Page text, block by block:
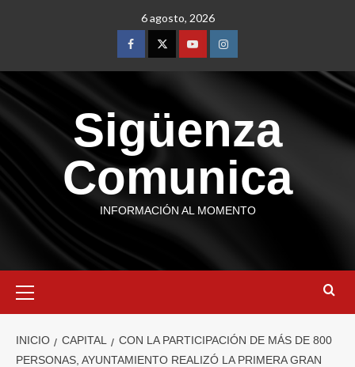
6 agosto, 2026
Sigüenza
Comunica
INFORMACIÓN AL MOMENTO
INICIO CAPITAL
CON LA PARTICIPACIÓN DE MÁS DE 800
PERSONAS, AYUNTAMIENTO REALIZÓ LA PRIMERA GRAN